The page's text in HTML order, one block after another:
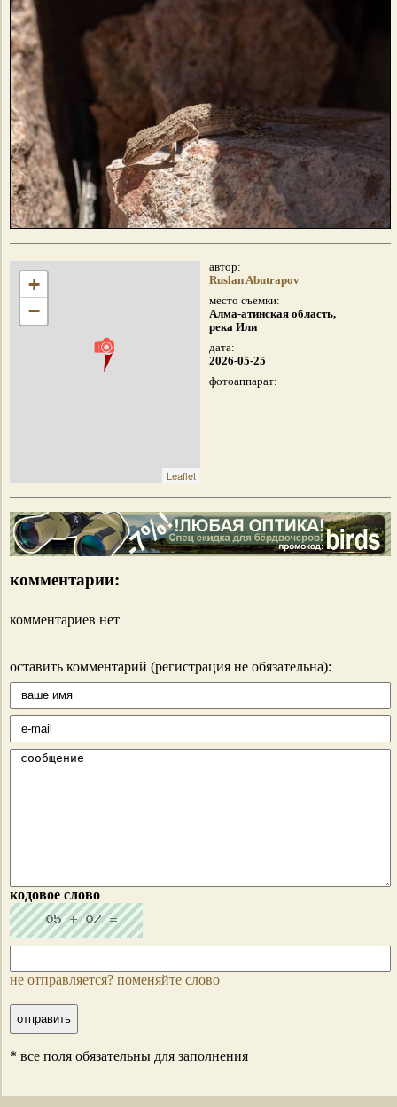
+
−
Leaflet
автор:
Ruslan Abutrapov
место съемки:
Алма-атинская область,
река Или
дата:
2026-05-25
фотоаппарат:
комментарии:
комментариев нет
оставить комментарий (регистрация не обязательна):
кодовое слово
не отправляется? поменяйте слово
* все поля обязательны для заполнения